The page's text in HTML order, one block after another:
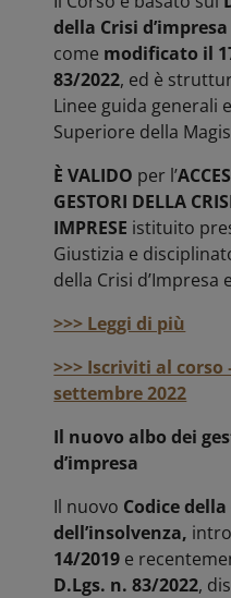
della Crisi
come modificato il
83/2022, ed è
Linee guida generali
Superiore della
È VALIDO per l’
GESTORI DELLA
IMPRESE istituito
Giustizia e
della Crisi d’Impresa
>>> Leggi di più
>>> Iscriviti al corso
settembre 2022
Il nuovo albo dei
d’impresa
Il nuovo Codice
dell’insolvenza,
14/2019 e
D.Lgs. n. 83/2022,